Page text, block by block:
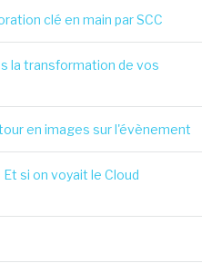
clé en main par SCC
la transformation de vos
en images sur l'évènement
si on voyait le Cloud